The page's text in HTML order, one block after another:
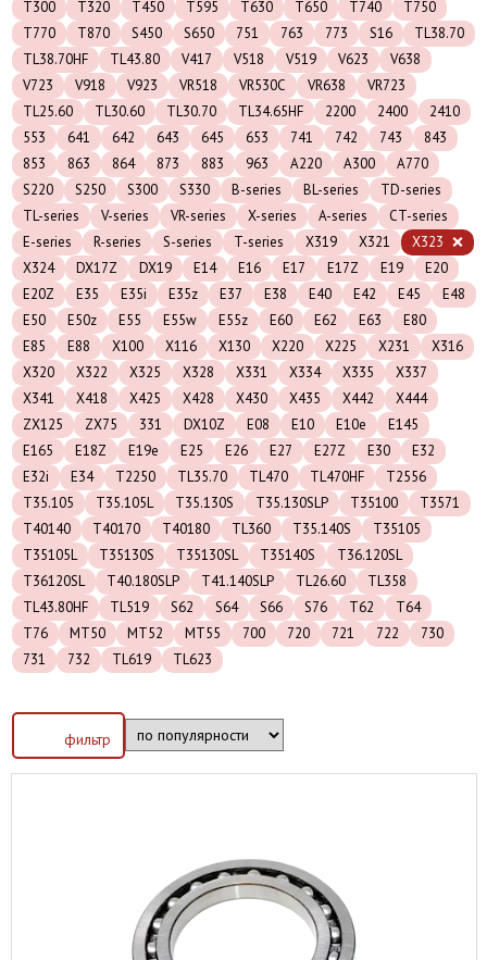
T300
T320 T450 T595 T630 T650 T740
T750
T770
T870 S450 S650 751 763 773 S16
TL38.70
TL38.70HF
TL43.80 V417 V518 V519 V623
V638
V723
V918 V923 VR518 VR530C VR638
VR723
TL25.60
TL30.60 TL30.70 TL34.65HF 2200 2400
2410
553
641 642 643 645 653 741 742 743
843
853
863 864 873 883 963 A220 A300
A770
S220
S250 S300 S330 B-series BL-series
TD-series
TL-series
V-series VR-series X-series A-series
CT-series
E-series
R-series S-series T-series X319 X321
X323
X324
DX17Z DX19 E14 E16 E17 E17Z E19
E20
E20Z
E35 E35i E35z E37 E38 E40 E42 E45
E48
E50
E50z E55 E55w E55z E60 E62 E63
E80
E85
E88 X100 X116 X130 X220 X225 X231
X316
X320
X322 X325 X328 X331 X334 X335
X337
X341
X418 X425 X428 X430 X435 X442
X444
ZX125
ZX75 331 DX10Z E08 E10 E10e
E145
E165
E18Z E19e E25 E26 E27 E27Z E30
E32
E32i
E34 T2250 TL35.70 TL470 TL470HF
T2556
T35.105
T35.105L T35.130S T35.130SLP T35100
T3571
T40140
T40170 T40180 TL360 T35.140S
T35105
T35105L
T35130S T35130SL T35140S
T36.120SL
T36120SL
T40.180SLP T41.140SLP TL26.60
TL358
TL43.80HF
TL519 S62 S64 S66 S76 T62
T64
T76
MT50 MT52 MT55 700 720 721 722
730
731
732 TL619 TL623
фильтр